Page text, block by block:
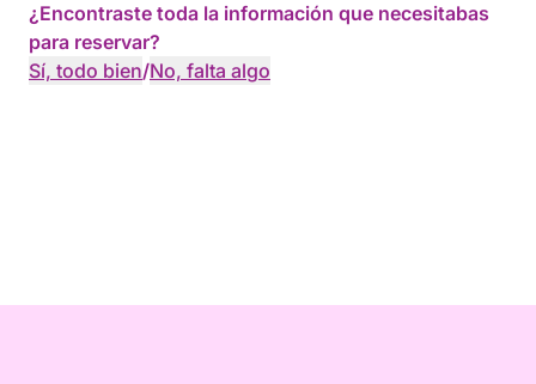
¿Encontraste toda la información que necesitabas
para reservar?
Sí, todo bien/No, falta algo